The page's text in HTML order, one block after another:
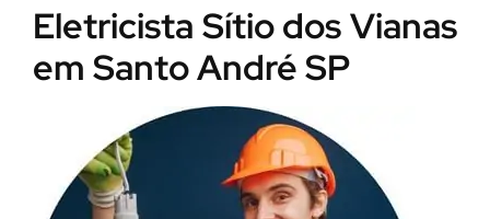
Eletricista Sítio dos Vianas
em Santo André SP